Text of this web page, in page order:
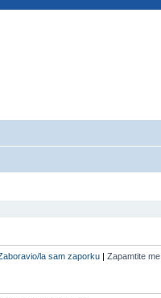
la sam zaporku Zapamtite me